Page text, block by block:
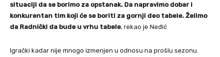
situaciji da se borimo za opstanak. Da napravimo dobar i
konkurentan tim koji će se boriti za gornji deo tabele. Želimo
da Radnički da bude u vrhu tabele, rekao je Neđić
Igrački kadar nije mnogo izmenjen u odnosu na prošlu sezonu.